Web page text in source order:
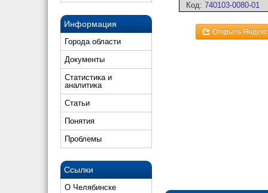
Информация
Города области
Документы
Статистика и
аналитика
Статьи
Понятия
Проблемы
Ссылки
О Челябинске
Код: 740103-0080-01
Открыть